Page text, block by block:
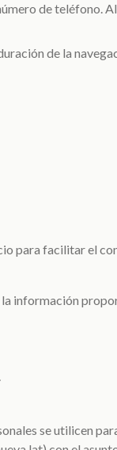
de teléfono.
de la
para facilitar el
información
se utilicen